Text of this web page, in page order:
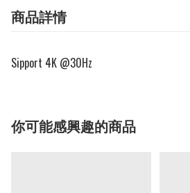
商品詳情
Sipport 4K @30Hz
你可能感興趣的商品